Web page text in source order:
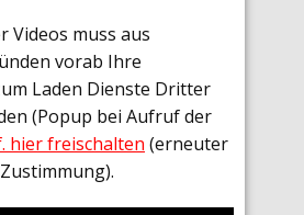
Videos muss aus
vorab Ihre
Laden Dienste Dritter
(Popup bei Aufruf der
hier freischalten (erneuter